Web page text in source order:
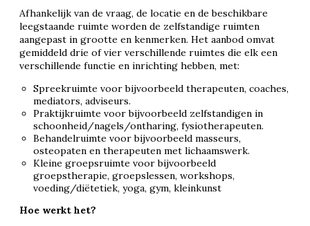
Afhankelijk van de vraag, de locatie en de beschikbare
leegstaande ruimte worden de zelfstandige ruimten
aangepast in grootte en kenmerken. Het aanbod omvat
gemiddeld drie of vier verschillende ruimtes die elk een
verschillende functie en inrichting hebben, met:
Spreekruimte voor bijvoorbeeld therapeuten, coaches,
mediators, adviseurs.
Praktijkruimte voor bijvoorbeeld zelfstandigen in
schoonheid/nagels/ontharing, fysiotherapeuten.
Behandelruimte voor bijvoorbeeld masseurs,
osteopaten en therapeuten met lichaamswerk.
Kleine groepsruimte voor bijvoorbeeld
groepstherapie, groepslessen, workshops,
voeding/diëtetiek, yoga, gym, kleinkunst
Hoe werkt het?